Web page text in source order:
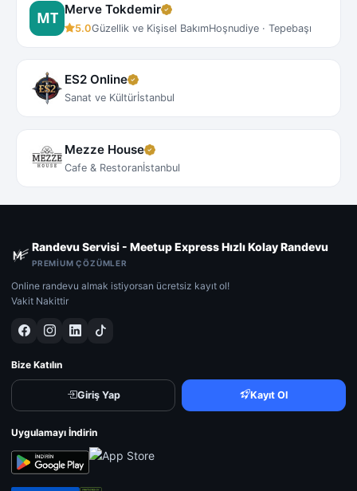
Merve Tokdemir
5.0Güzellik ve Kişisel BakımHoşnudiye · Tepebaşı
ES2 Online
Sanat ve Kültürİstanbul
Mezze House
Cafe & Restoranİstanbul
Randevu Servisi - Meetup Express Hızlı Kolay Randevu
PREMIUM ÇÖZÜMLER
Online randevu almak istiyorsan ücretsiz kayıt ol!
Vakit Nakittir
Bize Katılın
Giriş Yap Kayıt Ol
Uygulamayı İndirin